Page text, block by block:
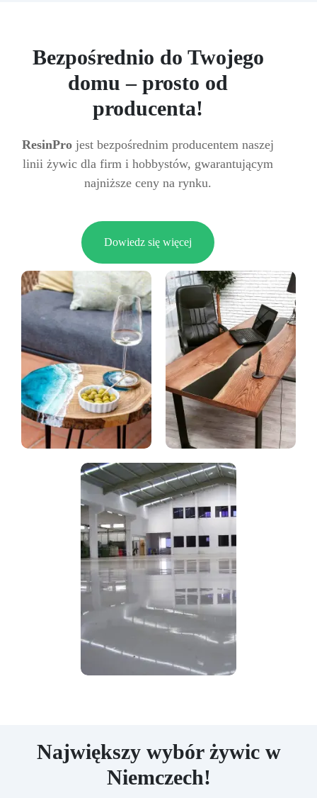
Bezpośrednio do Twojego
domu – prosto od
producenta!
ResinPro jest bezpośrednim producentem naszej
linii żywic dla firm i hobbystów, gwarantującym
najniższe ceny na rynku.
Dowiedz się więcej
Największy wybór żywic w
Niemczech!